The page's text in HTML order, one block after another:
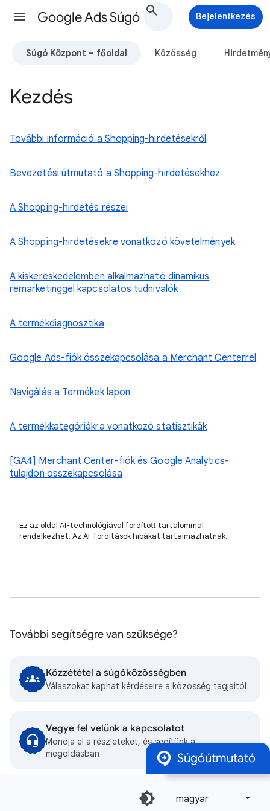
Google Ads Súgó Bejelentkezés
Súgó Központ – főoldal Közösség
Kezdés
További információ a Shopping-hirdetésekről
Bevezetési útmutató a Shopping-hirdetésekhez
A Shopping-hirdetés részei
A Shopping-hirdetésekre vonatkozó követelmények
A kiskereskedelemben alkalmazható dinamikus
remarketinggel kapcsolatos tudnivalók
A termékdiagnosztika
Google Ads-fiók összekapcsolása a Merchant Centerrel
Navigálás a Termékek lapon
A termékkategóriákra vonatkozó statisztikák
[GA4] Merchant Center-fiók és Google Analytics-
tulajdon összekapcsolása
Ez az oldal AI-technológiával fordított tartalommal
rendelkezhet. Az AI-fordítások hibákat tartalmazhatnak.
További segítségre van szüksége?
Közzététel a súgóközösségben
Válaszokat kaphat kérdéseire a közösség tagjaitól
Vegye fel velünk a kapcsolatot
Mondja el a részleteket, és segítünk a
megoldásban
magyar‎
Súgóútmutató